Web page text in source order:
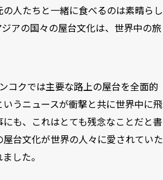
人たちと一緒に食べるのは素晴らし
アの国々の屋台文化は、世界中の旅
コクでは主要な路上の屋台を全面的
うニュースが衝撃と共に世界中に飛
も、これはとても残念なことだと書
台文化が世界の人々に愛されていた
した。